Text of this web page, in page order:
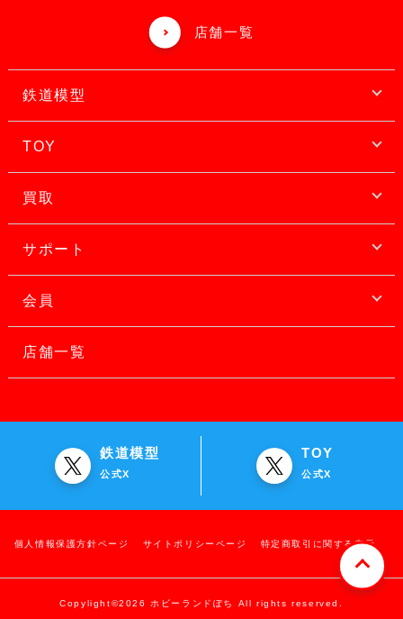
店舗一覧
鉄道模型
TOY
買取
サポート
会員
店舗一覧
鉄道模型
公式X
TOY
公式X
個人情報保護方針ページ サイトポリシーページ 特定商取引に関する表示
Copylight©2026 ホビーランドぽち All rights reserved.